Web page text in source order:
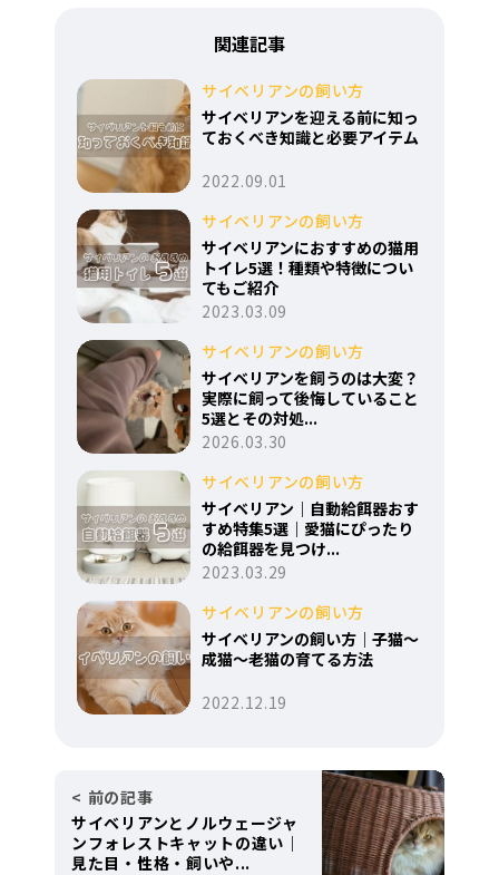
関連記事
サイベリアンの飼い方
サイベリアンを迎える前に知っ
ておくべき知識と必要アイテム
2022.09.01
サイベリアンの飼い方
サイベリアンにおすすめの猫用
トイレ5選！種類や特徴につい
てもご紹介
2023.03.09
サイベリアンの飼い方
サイベリアンを飼うのは大変？
実際に飼って後悔していること
5選とその対処...
2026.03.30
サイベリアンの飼い方
サイベリアン｜自動給餌器おす
すめ特集5選｜愛猫にぴったり
の給餌器を見つけ...
2023.03.29
サイベリアンの飼い方
サイベリアンの飼い方｜子猫〜
成猫〜老猫の育てる方法
2022.12.19
前の記事
サイベリアンとノルウェージャ
ンフォレストキャットの違い｜
見た目・性格・飼いや...